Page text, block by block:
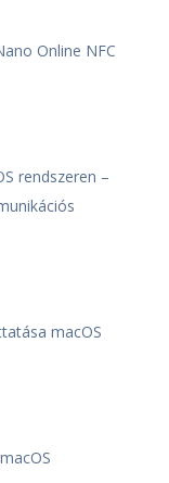
Online NFC
rendszeren –
macOS